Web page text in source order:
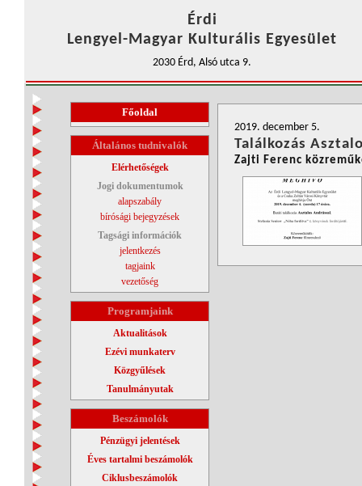
Érdi
Lengyel-Magyar Kulturális Egyesület
2030 Érd, Alsó utca 9.
Főoldal
Általános tudnivalók
Elérhetőségek
Jogi dokumentumok
alapszabály
bírósági bejegyzések
Tagsági információk
jelentkezés
tagjaink
vezetőség
Programjaink
Aktualitások
Ezévi munkaterv
Közgyűlések
Tanulmányutak
Beszámolók
Pénzügyi jelentések
Éves tartalmi beszámolók
Ciklusbeszámolók
2019. december 5.
Találkozás
Zajti Ferenc